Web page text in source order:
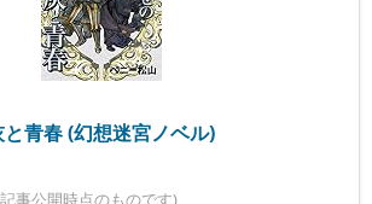
青春 (幻想迷宮ノベル)
事公開時点のものです)